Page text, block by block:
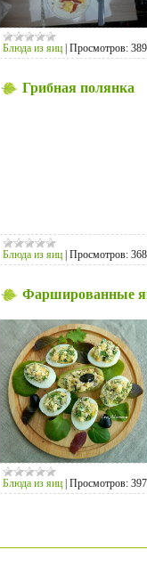
Блюда из яиц | Просмотров: 389
Грибная полянка
Блюда из яиц | Просмотров: 368
Фаршированные
Блюда из яиц | Просмотров: 397